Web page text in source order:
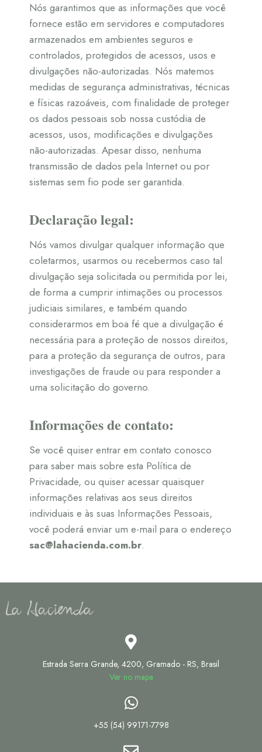
Nós garantimos que as informações que você
fornece estão em servidores e computadores
armazenados em ambientes seguros e
controlados, protegidos de acessos, usos e
divulgações não-autorizadas. Nós matemos
medidas de segurança administrativas, técnicas
e físicas razoáveis, com finalidade de proteger
os dados pessoais sob nossa custódia de
acessos, usos, modificações e divulgações
não-autorizadas. Apesar disso, nenhuma
transmissão de dados pela Internet ou por
sistemas sem fio pode ser garantida.
Declaração legal:
Nós vamos divulgar qualquer informação que
coletarmos, usarmos ou recebermos caso tal
divulgação seja solicitada ou permitida por lei,
de forma a cumprir intimações ou processos
judiciais similares, e também quando
considerarmos em boa fé que a divulgação é
necessária para a proteção de nossos direitos,
para a proteção da segurança de outros, para
investigações de fraude ou para responder a
uma solicitação do governo.
Informações de contato:
Se você quiser entrar em contato conosco
para saber mais sobre esta Política de
Privacidade, ou quiser acessar quaisquer
informações relativas aos seus direitos
individuais e às suas Informações Pessoais,
você poderá enviar um e-mail para o endereço
sac@lahacienda.com.br.
Estrada Serra Grande, 4200, Gramado - RS, Brasil
Ver no mapa
+55 (54) 99171-7798